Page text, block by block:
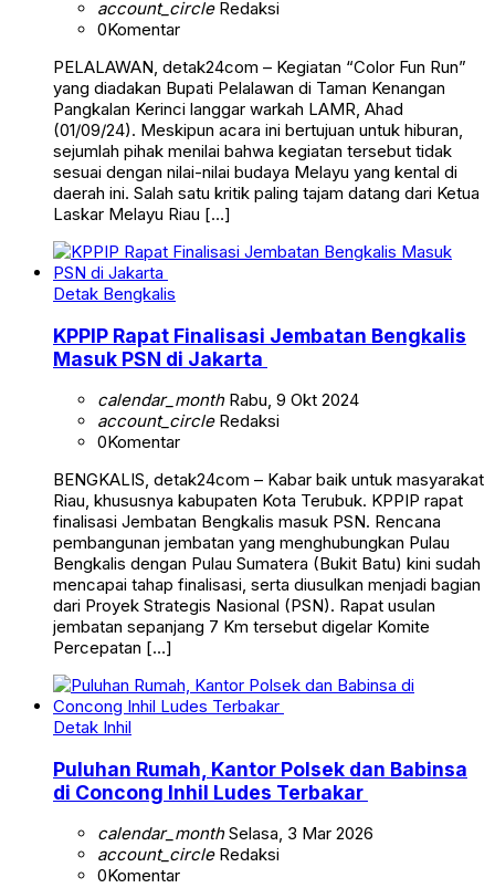
account_circleRedaksi
0Komentar
PELALAWAN, detak24com – Kegiatan “Color Fun Run”
yang diadakan Bupati Pelalawan di Taman Kenangan
Pangkalan Kerinci langgar warkah LAMR, Ahad
(01/09/24). Meskipun acara ini bertujuan untuk hiburan,
sejumlah pihak menilai bahwa kegiatan tersebut tidak
sesuai dengan nilai-nilai budaya Melayu yang kental di
daerah ini. Salah satu kritik paling tajam datang dari Ketua
Laskar Melayu Riau […]
Detak Bengkalis
KPPIP Rapat Finalisasi Jembatan Bengkalis
Masuk PSN di Jakarta
calendar_monthRabu, 9 Okt 2024
account_circleRedaksi
0Komentar
BENGKALIS, detak24com – Kabar baik untuk masyarakat
Riau, khususnya kabupaten Kota Terubuk. KPPIP rapat
finalisasi Jembatan Bengkalis masuk PSN. Rencana
pembangunan jembatan yang menghubungkan Pulau
Bengkalis dengan Pulau Sumatera (Bukit Batu) kini sudah
mencapai tahap finalisasi, serta diusulkan menjadi bagian
dari Proyek Strategis Nasional (PSN). Rapat usulan
jembatan sepanjang 7 Km tersebut digelar Komite
Percepatan […]
Detak Inhil
Puluhan Rumah, Kantor Polsek dan Babinsa
di Concong Inhil Ludes Terbakar
calendar_monthSelasa, 3 Mar 2026
account_circleRedaksi
0Komentar